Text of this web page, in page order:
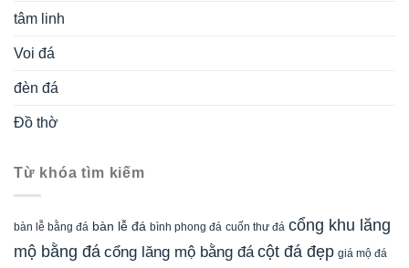
tâm linh
Voi đá
đèn đá
Đồ thờ
Từ khóa tìm kiếm
bàn lễ bằng đá bàn lễ đá bình phong đá cuốn thư đá cổng khu lăng
mộ bằng đá cổng lăng mộ bằng đá cột đá đẹp giá mộ đá